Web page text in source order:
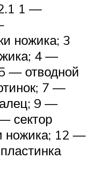
1 —
ножика; 3
4 —
— отводной
7 —
9 —
сектор
ножика; 12 —